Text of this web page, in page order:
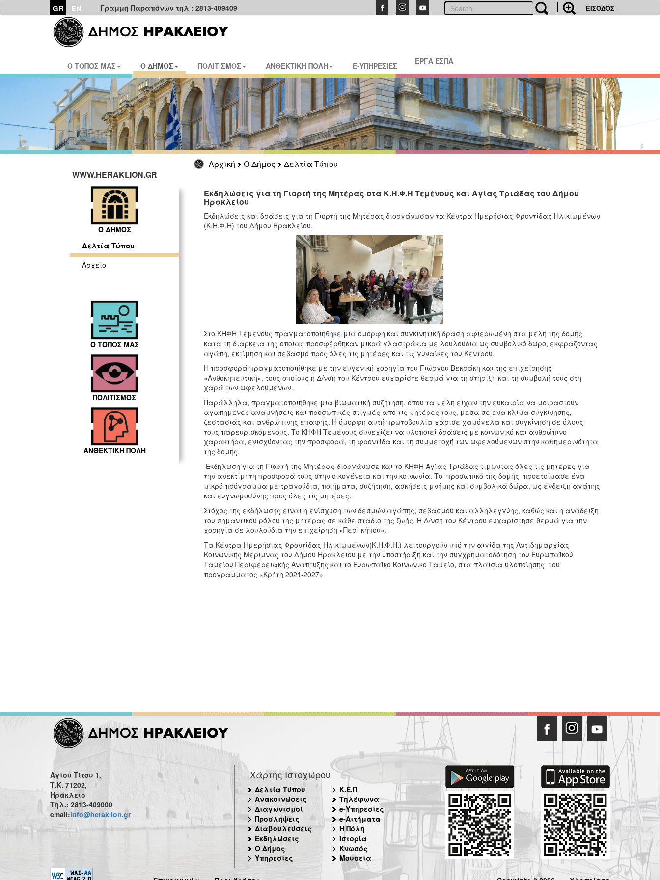
GR EN Γραμμή Παραπόνων τηλ : 2813-409409 ΕΙΣΟΔΟΣ
Ο ΤΟΠΟΣ ΜΑΣ Ο ΔΗΜΟΣ ΠΟΛΙΤΙΣΜΟΣ ΑΝΘΕΚΤΙΚΗ ΠΟΛΗ E-ΥΠΗΡΕΣΙΕΣ ΕΡΓΑ ΕΣΠΑ
Αρχική Ο Δήμος
Δελτία Τύπου
WWW.HERAKLION.GR
Ο ΔΗΜΟΣ
Δελτία Τύπου
Αρχείο
Ο ΤΟΠΟΣ ΜΑΣ
ΠΟΛΙΤΙΣΜΟΣ
ΑΝΘΕΚΤΙΚΗ ΠΟΛΗ
Εκδηλώσεις για τη Γιορτή της Μητέρας στα Κ.Η.Φ.Η Τεμένους και Αγίας Τριάδας του Δήμου
Ηρακλείου
Εκδηλώσεις και δράσεις για τη Γιορτή της Μητέρας διοργάνωσαν τα Κέντρα Ημερήσιας Φροντίδας Ηλικιωμένων
(Κ.Η.Φ.Η) του Δήμου Ηρακλείου.
Στο ΚΗΦΗ Τεμένους πραγματοποιήθηκε μια όμορφη και συγκινητική δράση αφιερωμένη στα μέλη της δομής
κατά τη διάρκεια της οποίας προσφέρθηκαν μικρά γλαστράκια με λουλούδια ως συμβολικό δώρο, εκφράζοντας
αγάπη, εκτίμηση και σεβασμό προς όλες τις μητέρες και τις γυναίκες του Κέντρου.
Η προσφορά πραγματοποιήθηκε με την ευγενική χορηγία του Γιώργου Βεκράκη και της επιχείρησης
«Ανθοκηπευτική», τους οποίους η Δ/νση του Κέντρου ευχαρίστε θερμά για τη στήριξη και τη συμβολή τους στη
χαρά των ωφελούμενων.
Παράλληλα, πραγματοποιήθηκε μια βιωματική συζήτηση, όπου τα μέλη είχαν την ευκαιρία να μοιραστούν
αγαπημένες αναμνήσεις και προσωπικές στιγμές από τις μητέρες τους, μέσα σε ένα κλίμα συγκίνησης,
ζεστασιάς και ανθρώπινης επαφής. Η όμορφη αυτή πρωτοβουλία χάρισε χαμόγελα και συγκίνηση σε όλους
τους παρευρισκόμενους. Το ΚΗΦΗ Τεμένους συνεχίζει να υλοποιεί δράσεις με κοινωνικό και ανθρώπινο
χαρακτήρα, ενισχύοντας την προσφορά, τη φροντίδα και τη συμμετοχή των ωφελούμενων στην καθημερινότητα
της δομής.
Εκδήλωση για τη Γιορτή της Μητέρας διοργάνωσε και το ΚΗΦΗ Αγίας Τριάδας τιμώντας όλες τις μητέρες για
την ανεκτίμητη προσφορά τους στην οικογένεια και την κοινωνία. Το προσωπικό της δομής προετοίμασε ένα
μικρό πρόγραμμα με τραγούδια, ποιήματα, συζήτηση, ασκήσεις μνήμης και συμβολικά δώρα, ως ένδειξη αγάπης
και ευγνωμοσύνης προς όλες τις μητέρες.
Στόχος της εκδήλωσης είναι η ενίσχυση των δεσμών αγάπης, σεβασμού και αλληλεγγύης, καθώς και η ανάδειξη
του σημαντικού ρόλου της μητέρας σε κάθε στάδιο της ζωής. Η Δ/νση του Κέντρου ευχαρίστησε θερμά για την
χορηγία σε λουλούδια την επιχείρηση «Περί κήπου».
Τα Κέντρα Ημερήσιας Φροντίδας Ηλικιωμένων(Κ.Η.Φ.Η.) λειτουργούν υπό την αιγίδα της Αντιδημαρχίας
Κοινωνικής Μέριμνας του Δήμου Ηρακλείου με την υποστήριξη και την συγχρηματοδότηση του Ευρωπαϊκού
Ταμείου Περιφερειακής Ανάπτυξης και το Ευρωπαϊκό Κοινωνικό Ταμείο, στα πλαίσια υλοποίησης του
προγράμματος «Κρήτη 2021-2027»
Αγίου Τίτου 1,
Τ.Κ. 71202,
Ηράκλειο
Τηλ.: 2813-409000
email:info@heraklion.gr
Χάρτης Ιστοχώρου
Δελτία Τύπου
Ανακοινώσεις
Διαγωνισμοί
Προσλήψεις
Διαβουλεύσεις
Εκδηλώσεις
Ο Δήμος
Υπηρεσίες
Κ.Ε.Π.
Τηλέφωνα
e-Υπηρεσίες
e-Αιτήματα
Η Πόλη
Ιστορία
Κνωσός
Μουσεία